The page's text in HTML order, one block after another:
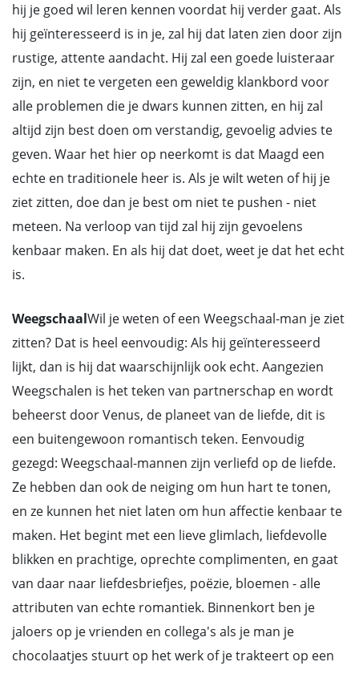
hij je goed wil leren kennen voordat hij verder gaat. Als
hij geïnteresseerd is in je, zal hij dat laten zien door zijn
rustige, attente aandacht. Hij zal een goede luisteraar
zijn, en niet te vergeten een geweldig klankbord voor
alle problemen die je dwars kunnen zitten, en hij zal
altijd zijn best doen om verstandig, gevoelig advies te
geven. Waar het hier op neerkomt is dat Maagd een
echte en traditionele heer is. Als je wilt weten of hij je
ziet zitten, doe dan je best om niet te pushen - niet
meteen. Na verloop van tijd zal hij zijn gevoelens
kenbaar maken. En als hij dat doet, weet je dat het echt
is.
WeegschaalWil je weten of een Weegschaal-man je ziet
zitten? Dat is heel eenvoudig: Als hij geïnteresseerd
lijkt, dan is hij dat waarschijnlijk ook echt. Aangezien
Weegschalen is het teken van partnerschap en wordt
beheerst door Venus, de planeet van de liefde, dit is
een buitengewoon romantisch teken. Eenvoudig
gezegd: Weegschaal-mannen zijn verliefd op de liefde.
Ze hebben dan ook de neiging om hun hart te tonen,
en ze kunnen het niet laten om hun affectie kenbaar te
maken. Het begint met een lieve glimlach, liefdevolle
blikken en prachtige, oprechte complimenten, en gaat
van daar naar liefdesbriefjes, poëzie, bloemen - alle
attributen van echte romantiek. Binnenkort ben je
jaloers op je vrienden en collega's als je man je
chocolaatjes stuurt op het werk of je trakteert op een